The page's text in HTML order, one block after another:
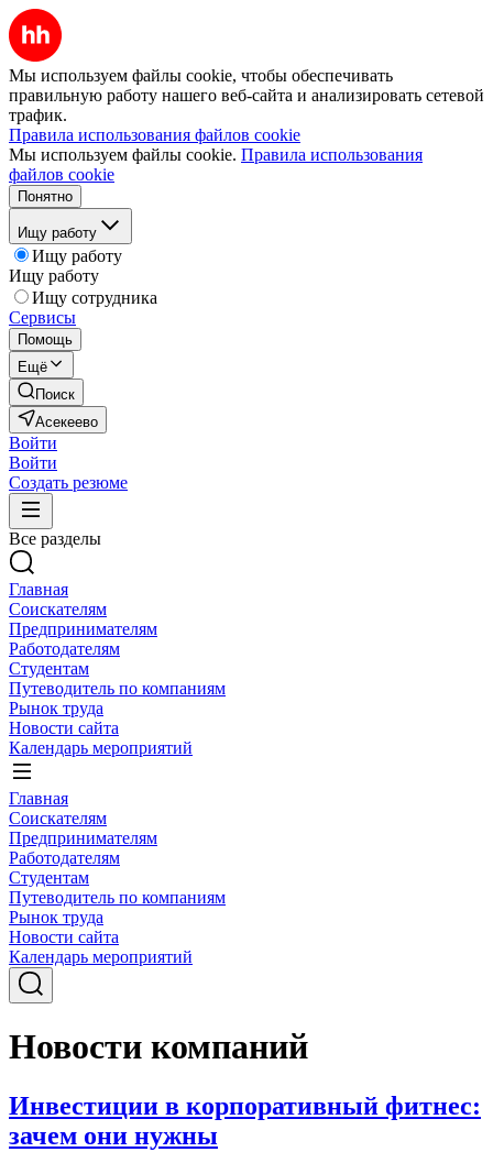
Мы используем файлы cookie, чтобы обеспечивать
правильную работу нашего веб-сайта и анализировать сетевой
трафик.
Правила использования файлов cookie
Мы используем файлы cookie. Правила использования
файлов cookie
Понятно
Ищу работу
Ищу работу
Ищу работу
Ищу сотрудника
Сервисы
Помощь
Ещё
Поиск
Асекеево
Войти
Войти
Создать резюме
Все разделы
Главная
Соискателям
Предпринимателям
Работодателям
Студентам
Путеводитель по компаниям
Рынок труда
Новости сайта
Календарь мероприятий
Главная
Соискателям
Предпринимателям
Работодателям
Студентам
Путеводитель по компаниям
Рынок труда
Новости сайта
Календарь мероприятий
Новости компаний
Инвестиции в корпоративный фитнес:
зачем они нужны